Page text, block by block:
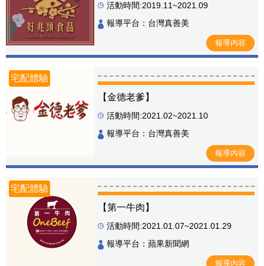
活動時間:2019.11~2021.09
報導平台：台灣真善美
報導內容
宅配體驗
【金德老爹】
活動時間:2021.02~2021.10
報導平台：台灣真善美
報導內容
宅配體驗
【第一牛肉】
活動時間:2021.01.07~2021.01.29
報導平台：蘋果新聞網
報導內容